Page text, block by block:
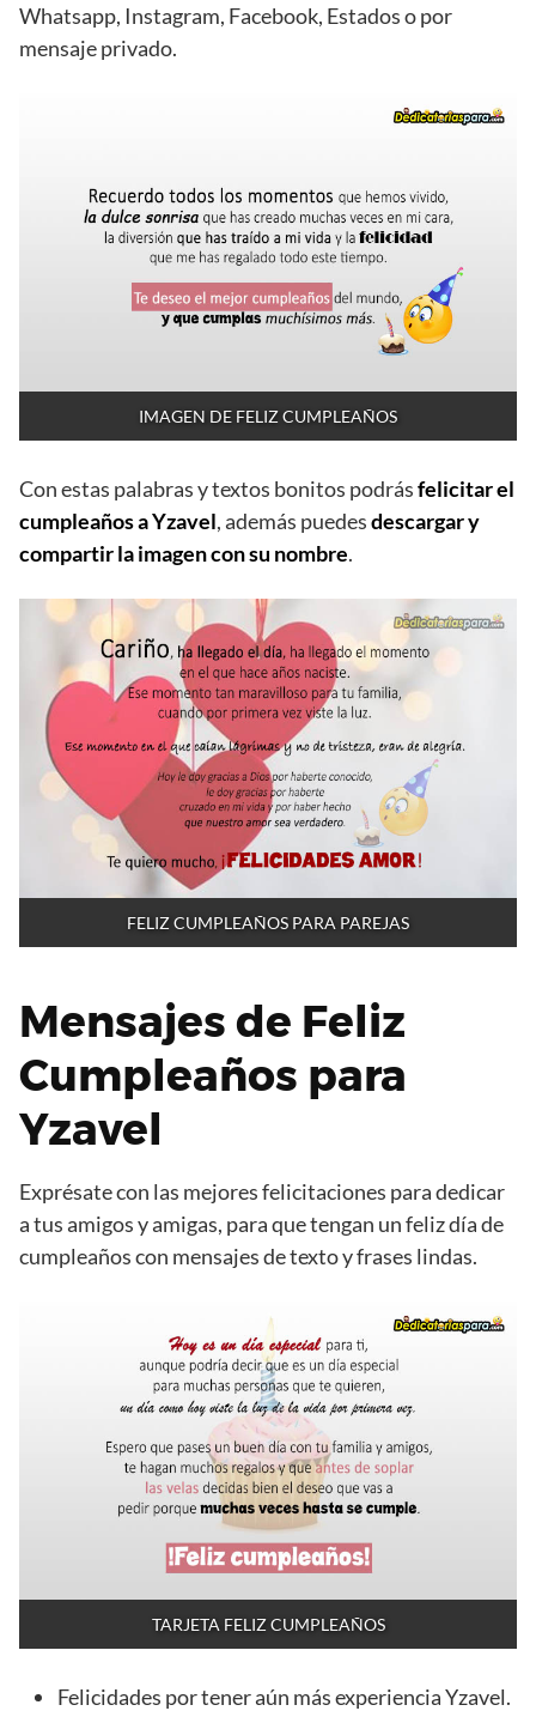
Whatsapp, Instagram, Facebook, Estados o por
mensaje privado.
IMAGEN DE FELIZ CUMPLEAÑOS
Con estas palabras y textos bonitos podrásfelicitar el
cumpleaños a Yzavel, además puedesdescargar y
compartir la imagen con su nombre.
FELIZ CUMPLEAÑOS PARA PAREJAS
Mensajes de Feliz
Cumpleaños para
Yzavel
Exprésate con las mejores felicitaciones para dedicar
a tus amigos y amigas, para que tengan un feliz día de
cumpleaños con mensajes de texto y frases lindas.
TARJETA FELIZ CUMPLEAÑOS
Felicidades por tener aún más experiencia Yzavel.